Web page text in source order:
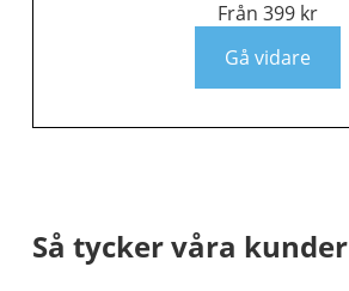
Från 399 kr
Gå vidare
Så tycker våra kunder